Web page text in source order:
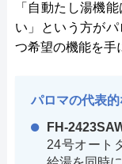
「自動たし湯機
い」という方が
つ希望の機能を手
パロマの代表
FH-
24号オート